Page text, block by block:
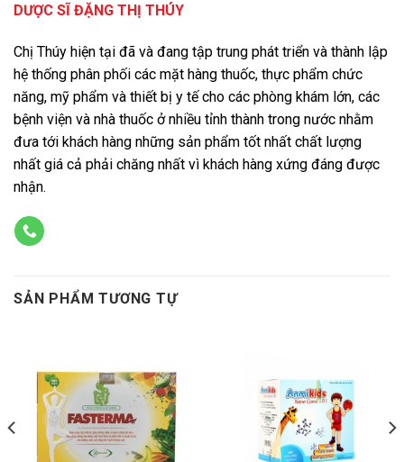
DƯỢC SĨ ĐẶNG THỊ THÚY
Chị Thúy hiện tại đã và đang tập trung phát triển và thành lập
hệ thống phân phối các mặt hàng thuốc, thực phẩm chức
năng, mỹ phẩm và thiết bị y tế cho các phòng khám lớn, các
bệnh viện và nhà thuốc ở nhiều tỉnh thành trong nước nhằm
đưa tới khách hàng những sản phẩm tốt nhất chất lượng
nhất giá cả phải chăng nhất vì khách hàng xứng đáng được
nhận.
SẢN PHẨM TƯƠNG TỰ